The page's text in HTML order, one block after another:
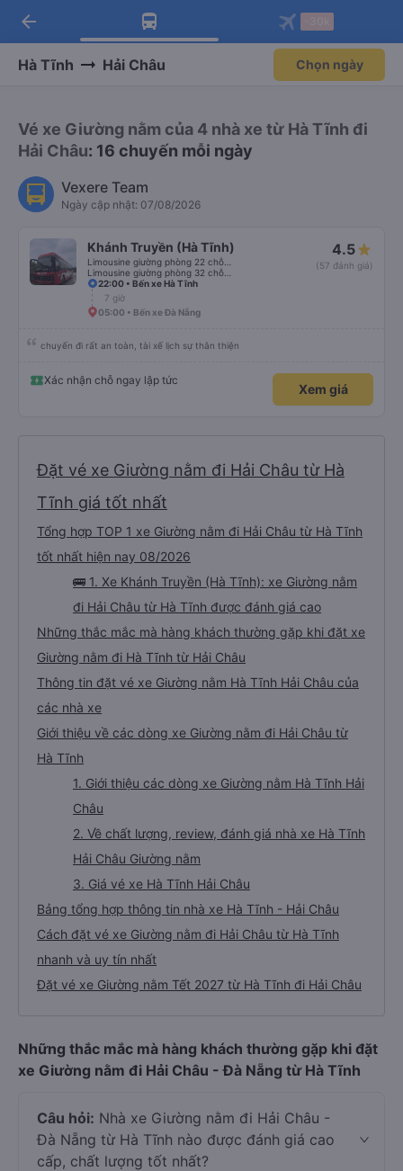
Tải app Vexere ngay!
Nhận ưu đãi thành viên độc
Mở app
Tải app Vexere
-30k/ghế khi đặt vé máy bay qua
Mở app
arrow_back
Hà Tĩnh Hải Châu Chọn ngày
Vé xe Giường nằm của 4 nhà xe từ Hà Tĩnh đi
Hải Châu: 16 chuyến mỗi ngày
Vexere Team
Ngày cập nhật: 07/08/2026
Khánh Truyền (Hà Tĩnh) 4.5
(57 đánh giá)
22:00 • Bến xe Hà Tĩnh
7 giờ
05:00 • Bến xe Đà Nẵng
chuyến đi rất an toàn, tài xế lịch sự thân thiện
Xác nhận chỗ ngay lập tức
Xem giá
Đặt vé xe Giường nằm đi Hải Châu từ Hà
Tĩnh giá tốt nhất
Tổng hợp TOP 1 xe Giường nằm đi Hải Châu từ Hà Tĩnh
tốt nhất hiện nay 08/2026
🚌 1. Xe Khánh Truyền (Hà Tĩnh): xe Giường nằm
đi Hải Châu từ Hà Tĩnh được đánh giá cao
Những thắc mắc mà hàng khách thường gặp khi đặt xe
Giường nằm đi Hà Tĩnh từ Hải Châu
Thông tin đặt vé xe Giường nằm Hà Tĩnh Hải Châu của
các nhà xe
Giới thiệu về các dòng xe Giường nằm đi Hải Châu từ
Hà Tĩnh
1. Giới thiệu các dòng xe Giường nằm Hà Tĩnh Hải
Châu
2. Về chất lượng, review, đánh giá nhà xe Hà Tĩnh
Hải Châu Giường nằm
3. Giá vé xe Hà Tĩnh Hải Châu
Bảng tổng hợp thông tin nhà xe Hà Tĩnh - Hải Châu
Cách đặt vé xe Giường nằm đi Hải Châu từ Hà Tĩnh
nhanh và uy tín nhất
Đặt vé xe Giường nằm Tết 2027 từ Hà Tĩnh đi Hải Châu
Những thắc mắc mà hàng khách thường gặp khi đặt
xe Giường nằm đi Hải Châu - Đà Nẵng từ Hà Tĩnh
Câu hỏi: Nhà xe Giường nằm đi Hải Châu -
Đà Nẵng từ Hà Tĩnh nào được đánh giá cao
cấp, chất lượng tốt nhất?